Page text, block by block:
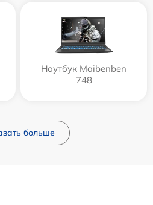
Ноутбук Maibenben
748
больше